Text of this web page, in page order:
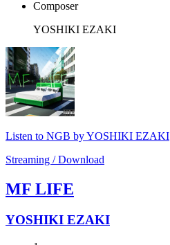
Composer
YOSHIKI EZAKI
Listen to NGB by YOSHIKI EZAKI
Streaming / Download
MF LIFE
YOSHIKI EZAKI